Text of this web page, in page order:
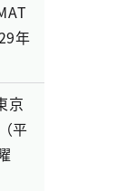
年
京
平